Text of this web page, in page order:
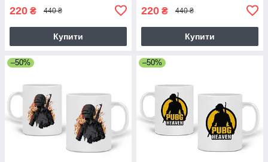
220 ₴ 440 ₴
Купити
220 ₴ 440 ₴
Купити
–50% –50%